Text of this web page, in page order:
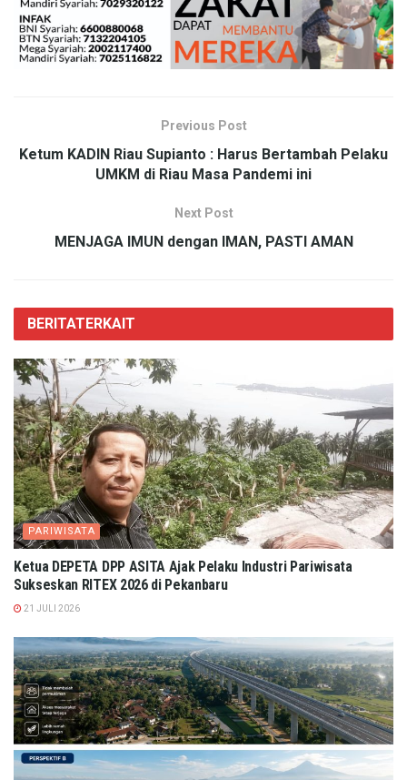
Previous Post
Ketum KADIN Riau Supianto : Harus Bertambah Pelaku
UMKM di Riau Masa Pandemi ini
Next Post
MENJAGA IMUN dengan IMAN, PASTI AMAN
BERITATERKAIT
PARIWISATA
Ketua DEPETA DPP ASITA Ajak Pelaku Industri Pariwisata
Sukseskan RITEX 2026 di Pekanbaru
21 JULI 2026